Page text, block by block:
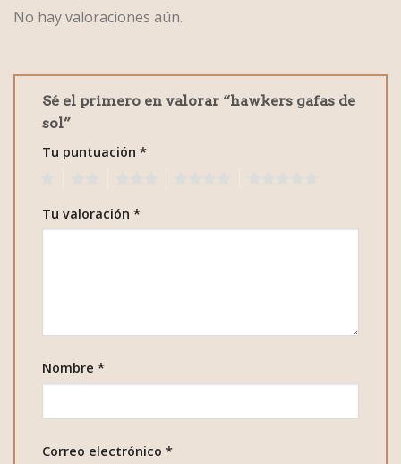
No hay valoraciones aún.
Sé el primero en valorar “hawkers gafas de
sol”
Tu puntuación *
Tu valoración *
Nombre *
Correo electrónico *